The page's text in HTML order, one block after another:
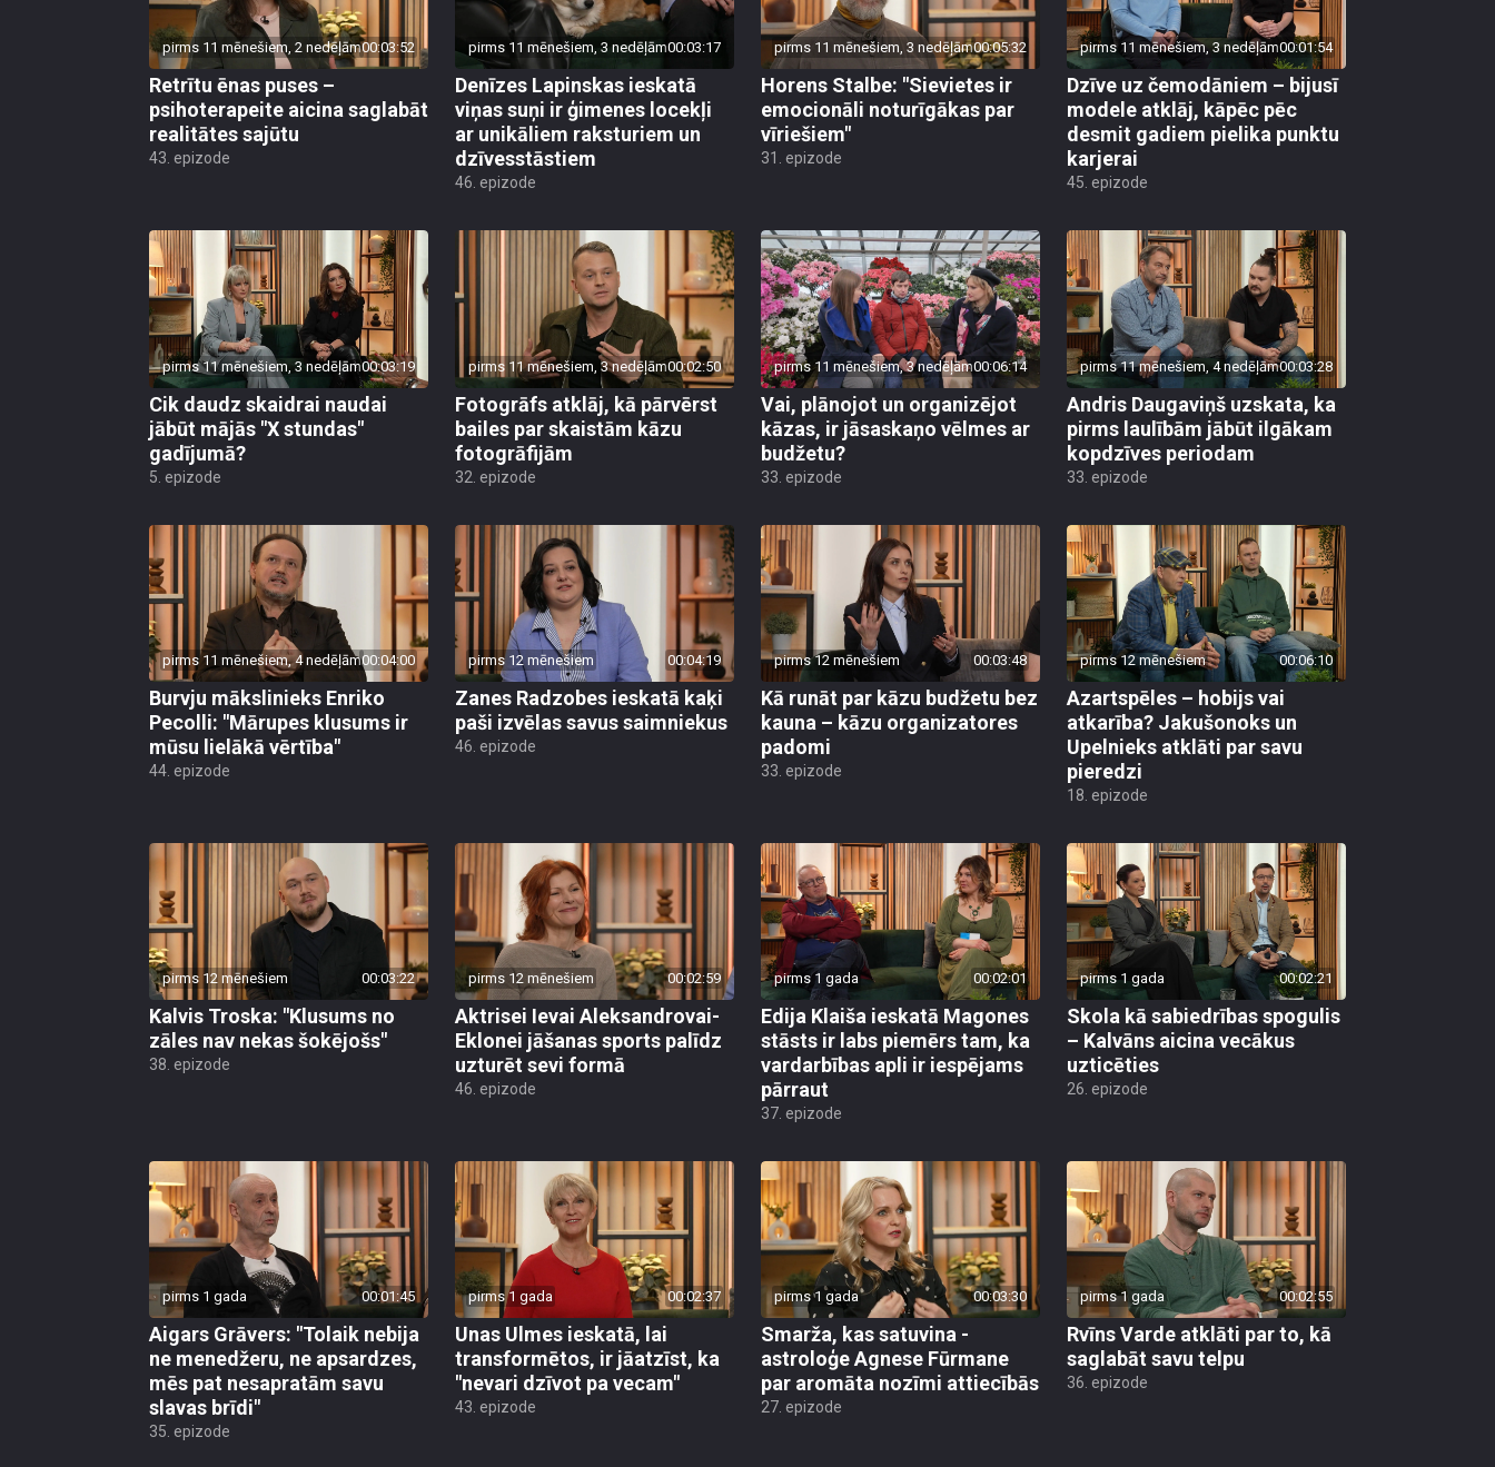
pirms 11 mēnešiem, 2 nedēļām00:03:52
Retrītu ēnas puses –
psihoterapeite aicina saglabāt
realitātes sajūtu
43. epizode
pirms 11 mēnešiem, 3 nedēļām00:03:17
Denīzes Lapinskas ieskatā
viņas suņi ir ģimenes locekļi
ar unikāliem raksturiem un
dzīvesstāstiem
46. epizode
pirms 11 mēnešiem, 3 nedēļām00:05:32
Horens Stalbe: "Sievietes ir
emocionāli noturīgākas par
vīriešiem"
31. epizode
pirms 11 mēnešiem, 3 nedēļām00:01:54
Dzīve uz čemodāniem – bijusī
modele atklāj, kāpēc pēc
desmit gadiem pielika punktu
karjerai
45. epizode
pirms 11 mēnešiem, 3 nedēļām00:03:19
Cik daudz skaidrai naudai
jābūt mājās "X stundas"
gadījumā?
5. epizode
pirms 11 mēnešiem, 3 nedēļām00:02:50
Fotogrāfs atklāj, kā pārvērst
bailes par skaistām kāzu
fotogrāfijām
32. epizode
pirms 11 mēnešiem, 3 nedēļām00:06:14
Vai, plānojot un organizējot
kāzas, ir jāsaskaņo vēlmes ar
budžetu?
33. epizode
pirms 11 mēnešiem, 4 nedēļām00:03:28
Andris Daugaviņš uzskata, ka
pirms laulībām jābūt ilgākam
kopdzīves periodam
33. epizode
pirms 11 mēnešiem, 4 nedēļām00:04:00
Burvju mākslinieks Enriko
Pecolli: "Mārupes klusums ir
mūsu lielākā vērtība"
44. epizode
pirms 12 mēnešiem 00:04:19
Zanes Radzobes ieskatā kaķi
paši izvēlas savus saimniekus
46. epizode
pirms 12 mēnešiem 00:03:48
Kā runāt par kāzu budžetu bez
kauna – kāzu organizatores
padomi
33. epizode
pirms 12 mēnešiem 00:06:10
Azartspēles – hobijs vai
atkarība? Jakušonoks un
Upelnieks atklāti par savu
pieredzi
18. epizode
pirms 12 mēnešiem 00:03:22
Kalvis Troska: "Klusums no
zāles nav nekas šokējošs"
38. epizode
pirms 12 mēnešiem 00:02:59
Aktrisei Ievai Aleksandrovai-
Eklonei jāšanas sports palīdz
uzturēt sevi formā
46. epizode
pirms 1 gada 00:02:01
Edija Klaiša ieskatā Magones
stāsts ir labs piemērs tam, ka
vardarbības apli ir iespējams
pārraut
37. epizode
pirms 1 gada 00:02:21
Skola kā sabiedrības spogulis
– Kalvāns aicina vecākus
uzticēties
26. epizode
pirms 1 gada 00:01:45
Aigars Grāvers: "Tolaik nebija
ne menedžeru, ne apsardzes,
mēs pat nesapratām savu
slavas brīdi"
35. epizode
pirms 1 gada 00:02:37
Unas Ulmes ieskatā, lai
transformētos, ir jāatzīst, ka
"nevari dzīvot pa vecam"
43. epizode
pirms 1 gada 00:03:30
Smarža, kas satuvina -
astroloģe Agnese Fūrmane
par aromāta nozīmi attiecībās
27. epizode
pirms 1 gada 00:02:55
Rvīns Varde atklāti par to, kā
saglabāt savu telpu
36. epizode